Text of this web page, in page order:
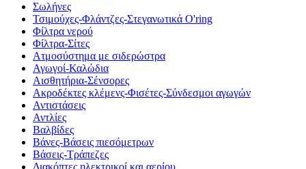
Σωλήνες
Τσιμούχες-Φλάντζες-Στεγανωτικά O'ring
Φίλτρα νερού
Φίλτρα-Σίτες
Ατμοσύστημα με σιδερώστρα
Αγωγοί-Καλώδια
Αισθητήρια-Σένσορες
Ακροδέκτες κλέμενς-Φισέτες-Σύνδεσμοι αγωγών
Αντιστάσεις
Αντλίες
Βαλβίδες
Βάνες-Βάσεις πιεσόμετρων
Βάσεις-Τράπεζες
Διακόπτες ηλεκτρικοί και αερίου